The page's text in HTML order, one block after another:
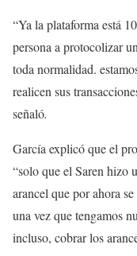
“Ya la plataforma está
persona a protocolizar
toda normalidad.
realicen sus
señaló.
García explicó que el
“solo que el Saren hizo
arancel que por ahora
una vez que tengamos
incluso, cobrar los